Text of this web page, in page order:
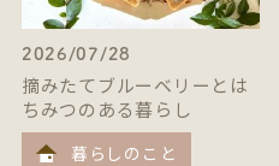
2026/07/28
摘みたてブルーベリーとは
ちみつのある暮らし
暮らしのこと